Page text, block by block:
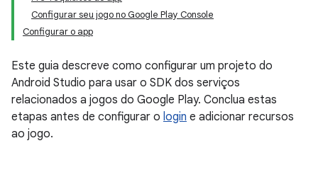
Configurar seu jogo no Google Play Console
Configurar o app
Este guia descreve como configurar um projeto do
Android Studio para usar o SDK dos serviços
relacionados a jogos do Google Play. Conclua estas
etapas antes de configurar o login e adicionar recursos
ao jogo.